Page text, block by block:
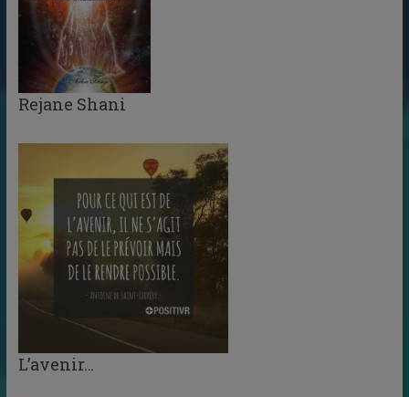
Rejane Shani
L’avenir…